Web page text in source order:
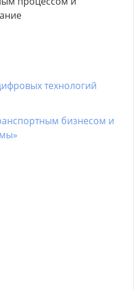
технологий
бизнесом и